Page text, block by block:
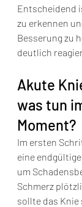
Entscheidend
zu erkennen
Besserung zu
deutlich
Akute
was tun
Moment?
Im ersten
eine
um
Schmerz
sollte das